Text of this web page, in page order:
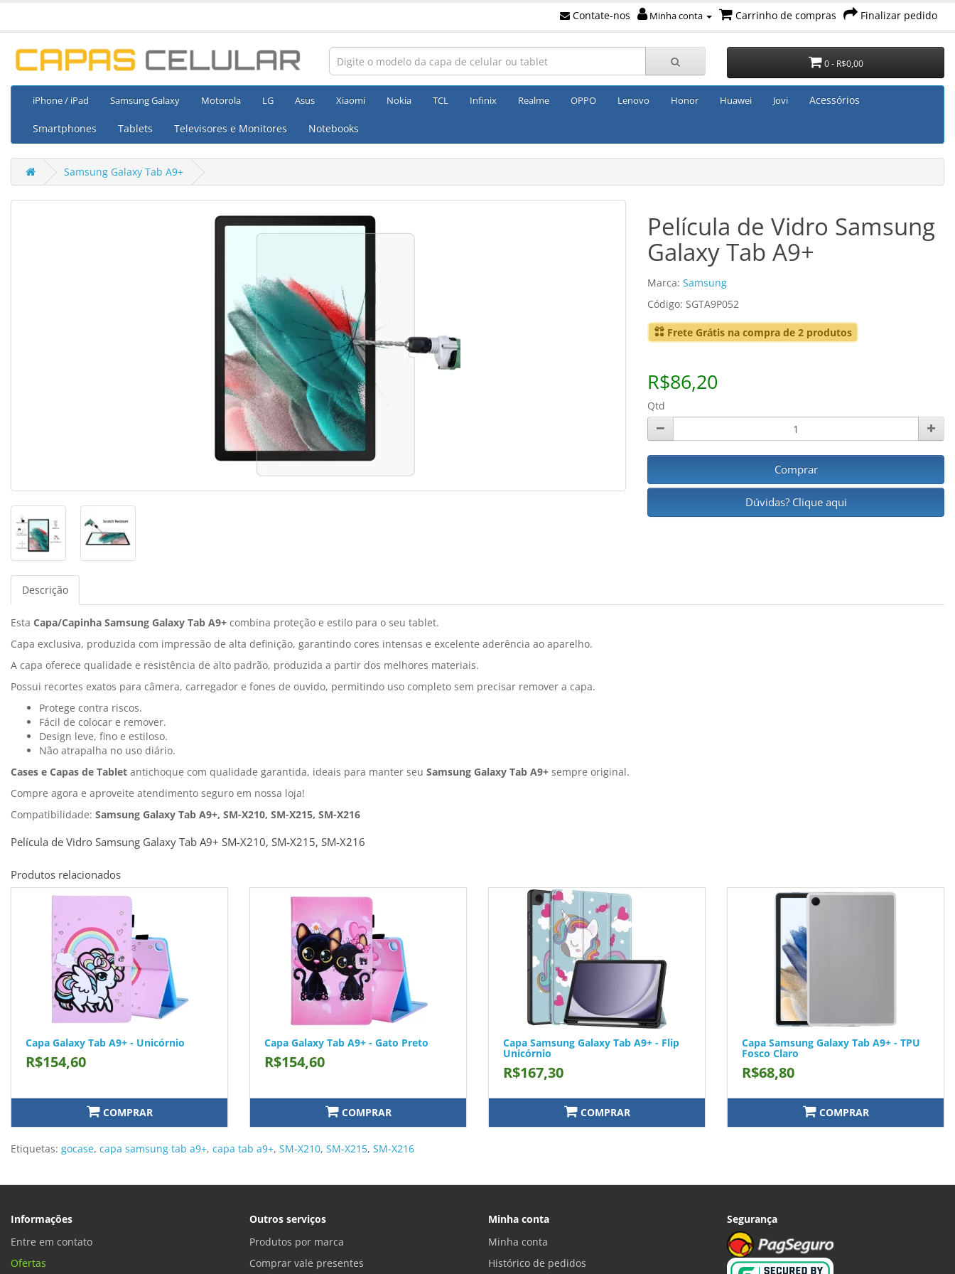
Contate-nos Minha conta Carrinho de compras Finalizar pedido
0 - R$0,00
iPhone / iPad Samsung Galaxy Motorola LG Asus Xiaomi Nokia TCL Infinix Realme OPPO Lenovo Honor Huawei Jovi Acessórios
Smartphones Tablets Televisores e Monitores Notebooks
Samsung Galaxy Tab A9+
Película de Vidro Samsung
Galaxy Tab A9+
Marca: Samsung
Código: SGTA9P052
Frete Grátis na compra de 2 produtos
R$86,20
Qtd
Comprar
Dúvidas? Clique aqui
Descrição
Esta Capa/Capinha Samsung Galaxy Tab A9+ combina proteção e estilo para o seu tablet.
Capa exclusiva, produzida com impressão de alta definição, garantindo cores intensas e excelente aderência ao aparelho.
A capa oferece qualidade e resistência de alto padrão, produzida a partir dos melhores materiais.
Possui recortes exatos para câmera, carregador e fones de ouvido, permitindo uso completo sem precisar remover a capa.
Protege contra riscos.
Fácil de colocar e remover.
Design leve, fino e estiloso.
Não atrapalha no uso diário.
Cases e Capas de Tablet antichoque com qualidade garantida, ideais para manter seu Samsung Galaxy Tab A9+ sempre original.
Compre agora e aproveite atendimento seguro em nossa loja!
Compatibilidade: Samsung Galaxy Tab A9+, SM-X210, SM-X215, SM-X216
Película de Vidro Samsung Galaxy Tab A9+ SM-X210, SM-X215, SM-X216
Produtos relacionados
Capa Galaxy Tab A9+ - Unicórnio
R$154,60
COMPRAR
Capa Galaxy Tab A9+ - Gato Preto
R$154,60
COMPRAR
Capa Samsung Galaxy Tab A9+ - Flip
Unicórnio
R$167,30
COMPRAR
Capa Samsung Galaxy Tab A9+ - TPU
Fosco Claro
R$68,80
COMPRAR
Etiquetas: gocase, capa samsung tab a9+, capa tab a9+, SM-X210, SM-X215, SM-X216
Informações
Entre em contato
Ofertas
Outros serviços
Produtos por marca
Comprar vale presentes
Minha conta
Minha conta
Histórico de pedidos
Segurança